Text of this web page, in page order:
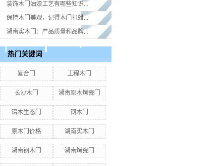
装饰木门油漆工艺有哪些知识...
保持木门美观，记得木门打蜡...
湖南实木门：产品质量和品牌...
热门关键词
复合门 工程木门
长沙木门 湖南原木烤瓷门
铝木生态门 钢木门
原木门价格 湖南实木门
湖南钢木门 湖南烤瓷门